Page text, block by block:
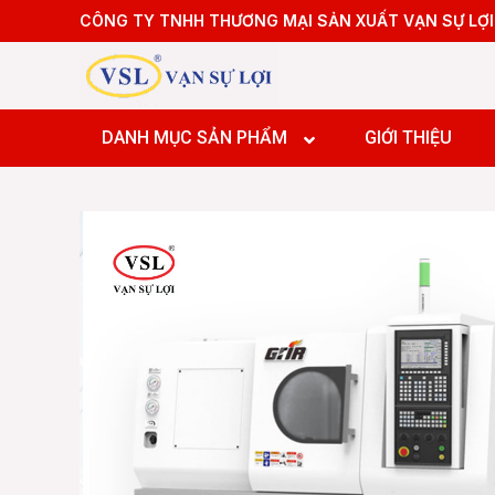
to
CÔNG TY TNHH THƯƠNG MẠI SẢN XUẤT VẠN SỰ LỢI
DANH MỤC SẢN PHẨM
Máy
Máy
Máy
Máy
GIỚI THIỆU
Máy
Máy
Máy